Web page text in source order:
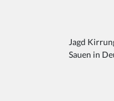
Jagd
Sauen in